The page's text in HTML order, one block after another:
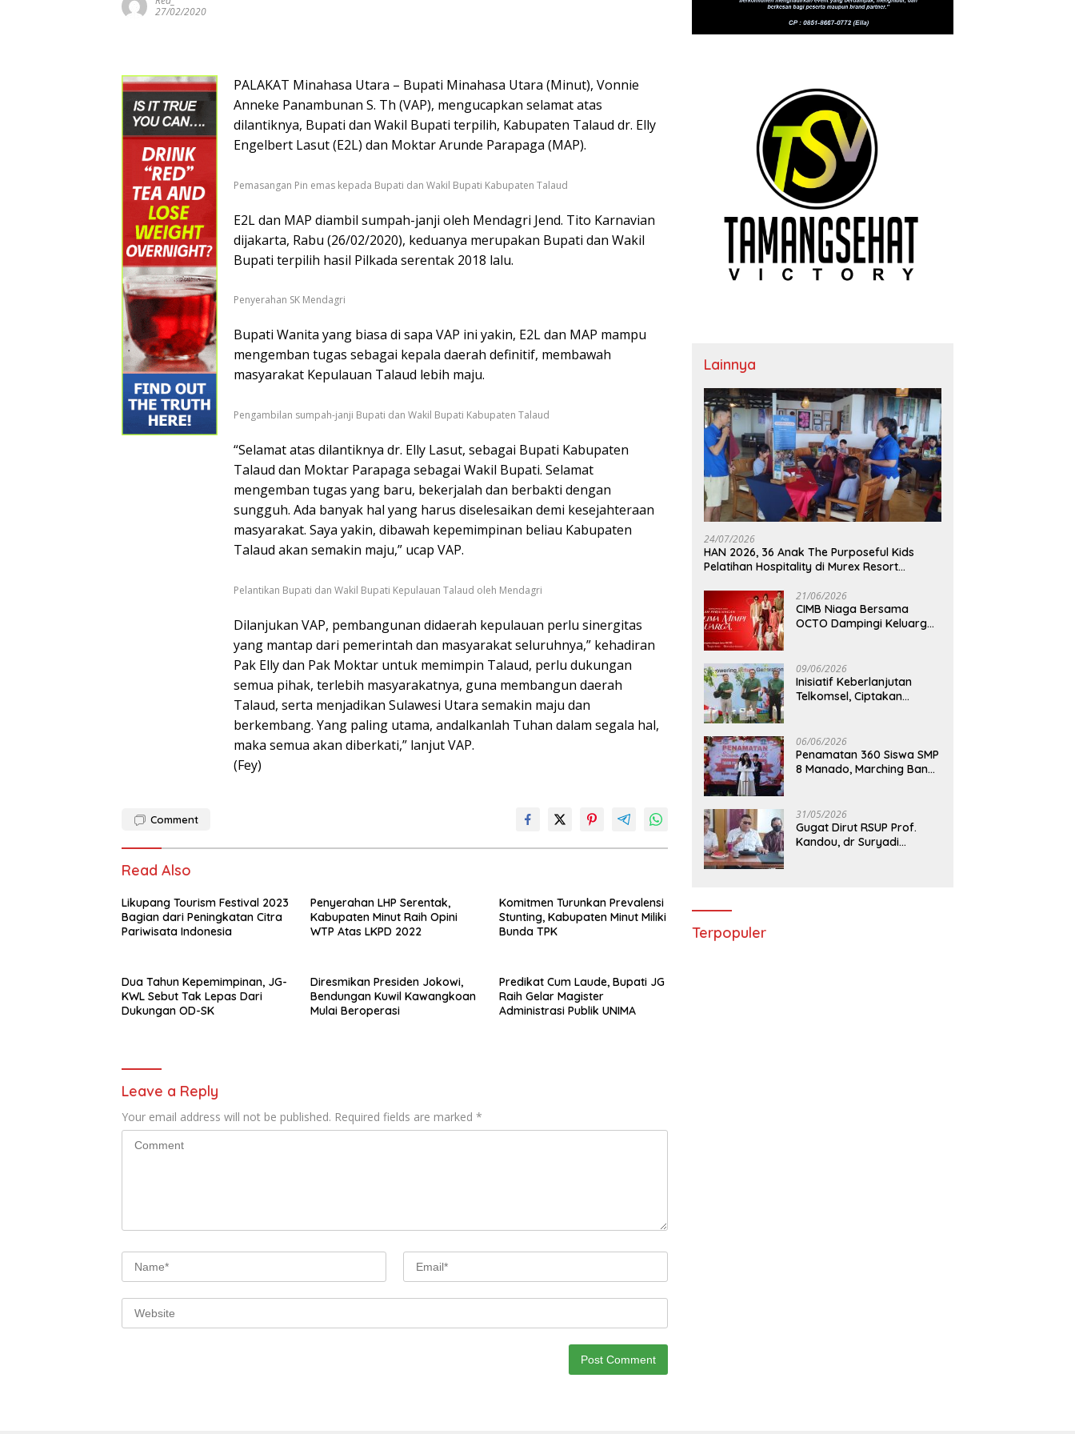
27/02/2020
PALAKAT Minahasa Utara – Bupati Minahasa Utara (Minut), Vonnie
Anneke Panambunan S. Th (VAP), mengucapkan selamat atas
dilantiknya, Bupati dan Wakil Bupati terpilih, Kabupaten Talaud dr. Elly
Engelbert Lasut (E2L) dan Moktar Arunde Parapaga (MAP).
Pemasangan Pin emas kepada Bupati dan Wakil Bupati Kabupaten Talaud
E2L dan MAP diambil sumpah-janji oleh Mendagri Jend. Tito Karnavian
dijakarta, Rabu (26/02/2020), keduanya merupakan Bupati dan Wakil
Bupati terpilih hasil Pilkada serentak 2018 lalu.
Penyerahan SK Mendagri
Bupati Wanita yang biasa di sapa VAP ini yakin, E2L dan MAP mampu
mengemban tugas sebagai kepala daerah definitif, membawah
masyarakat Kepulauan Talaud lebih maju.
Pengambilan sumpah-janji Bupati dan Wakil Bupati Kabupaten Talaud
“Selamat atas dilantiknya dr. Elly Lasut, sebagai Bupati Kabupaten
Talaud dan Moktar Parapaga sebagai Wakil Bupati. Selamat
mengemban tugas yang baru, bekerjalah dan berbakti dengan
sungguh. Ada banyak hal yang harus diselesaikan demi kesejahteraan
masyarakat. Saya yakin, dibawah kepemimpinan beliau Kabupaten
Talaud akan semakin maju,” ucap VAP.
Pelantikan Bupati dan Wakil Bupati Kepulauan Talaud oleh Mendagri
Dilanjukan VAP, pembangunan didaerah kepulauan perlu sinergitas
yang mantap dari pemerintah dan masyarakat seluruhnya,” kehadiran
Pak Elly dan Pak Moktar untuk memimpin Talaud, perlu dukungan
semua pihak, terlebih masyarakatnya, guna membangun daerah
Talaud, serta menjadikan Sulawesi Utara semakin maju dan
berkembang. Yang paling utama, andalkanlah Tuhan dalam segala hal,
maka semua akan diberkati,” lanjut VAP.
(Fey)
Comment
Read Also
Likupang Tourism Festival 2023
Bagian dari Peningkatan Citra
Pariwisata Indonesia
Penyerahan LHP Serentak,
Kabupaten Minut Raih Opini
WTP Atas LKPD 2022
Komitmen Turunkan Prevalensi
Stunting, Kabupaten Minut Miliki
Bunda TPK
Dua Tahun Kepemimpinan, JG-
KWL Sebut Tak Lepas Dari
Dukungan OD-SK
Diresmikan Presiden Jokowi,
Bendungan Kuwil Kawangkoan
Mulai Beroperasi
Predikat Cum Laude, Bupati JG
Raih Gelar Magister
Administrasi Publik UNIMA
Leave a Reply
Your email address will not be published. Required fields are marked *
Lainnya
24/07/2026
HAN 2026, 36 Anak The Purposeful Kids
Pelatihan Hospitality di Murex Resort
21/06/2026
CIMB Niaga Bersama
OCTO Dampingi Keluarga
09/06/2026
Inisiatif Keberlanjutan
Telkomsel, Ciptakan
06/06/2026
Penamatan 360 Siswa SMP
8 Manado, Marching Band
31/05/2026
Gugat Dirut RSUP Prof.
Kandou, dr Suryadi
Terpopuler